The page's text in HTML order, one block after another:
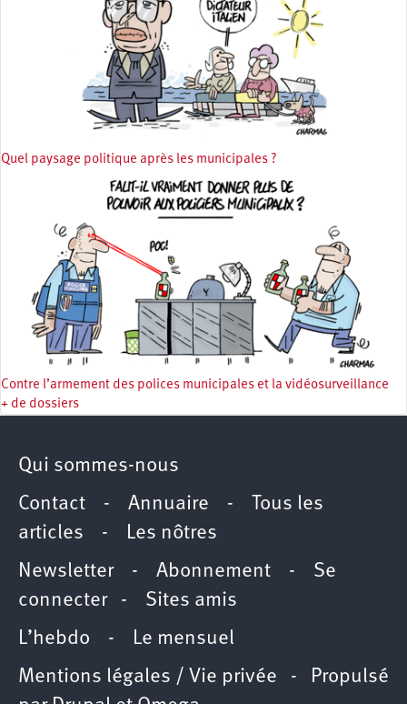
Quel paysage politique après les municipales ?
Contre l’armement des polices municipales et la vidéosurveillance
+ de dossiers
Qui sommes-nous
Contact - Annuaire -
Tous les
articles - Les nôtres
Newsletter- Abonnement - Se
connecter- Sites amis
L’hebdo - Le mensuel
Mentions légales / Vie privée - Propulsé